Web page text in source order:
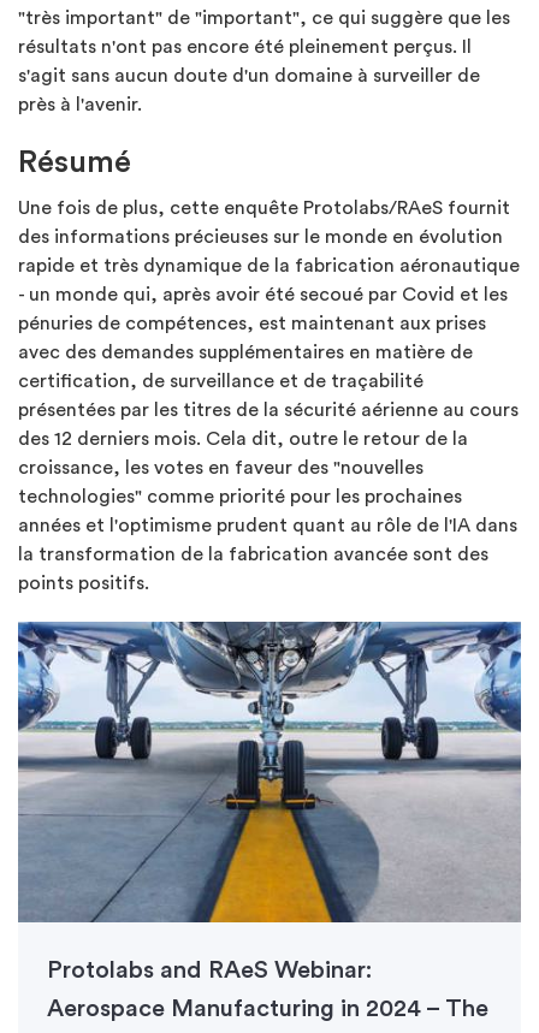
"très important" de "important", ce qui suggère que les
résultats n'ont pas encore été pleinement perçus. Il
s'agit sans aucun doute d'un domaine à surveiller de
près à l'avenir.
Résumé
Une fois de plus, cette enquête Protolabs/RAeS fournit
des informations précieuses sur le monde en évolution
rapide et très dynamique de la fabrication aéronautique
- un monde qui, après avoir été secoué par Covid et les
pénuries de compétences, est maintenant aux prises
avec des demandes supplémentaires en matière de
certification, de surveillance et de traçabilité
présentées par les titres de la sécurité aérienne au cours
des 12 derniers mois. Cela dit, outre le retour de la
croissance, les votes en faveur des "nouvelles
technologies" comme priorité pour les prochaines
années et l'optimisme prudent quant au rôle de l'IA dans
la transformation de la fabrication avancée sont des
points positifs.
Protolabs and RAeS Webinar:
Aerospace Manufacturing in 2024 – The